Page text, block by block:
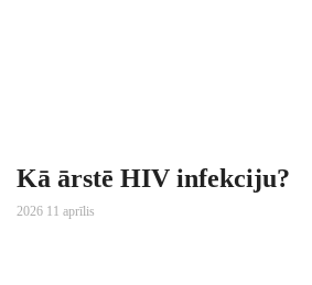
Kā ārstē HIV infekciju?
2026 11 aprīlis